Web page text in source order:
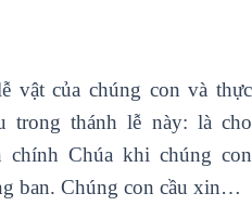
vật của chúng con và thực
trong thánh lễ này: là cho
chính Chúa khi chúng con
ban. Chúng con cầu xin…